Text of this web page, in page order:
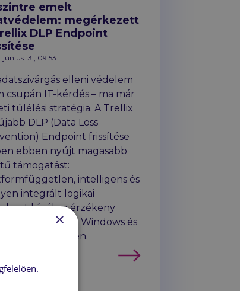
emelt
megérkezett
DLP Endpoint
június 13., 09:53
elleni védelem
csupán IT-kérdés – ma már
túlélési stratégia. A Trellix
DLP (Data Loss
Endpoint frissítése
ebben nyújt magasabb
támogatást:
intelligens és
integrált logikai
kínál az érzékeny
biztonságára Windows és
rendszereken.
Tovább
×